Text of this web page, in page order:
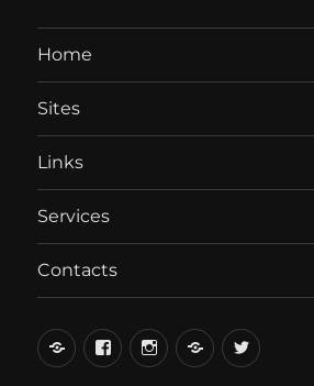
Home
Sites
Links
Services
Contacts
вКонтакте
FacebookInstagramLiveJournal
Twitter